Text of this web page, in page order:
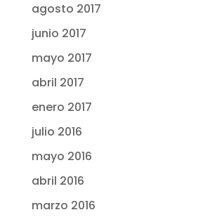
agosto 2017
junio 2017
mayo 2017
abril 2017
enero 2017
julio 2016
mayo 2016
abril 2016
marzo 2016